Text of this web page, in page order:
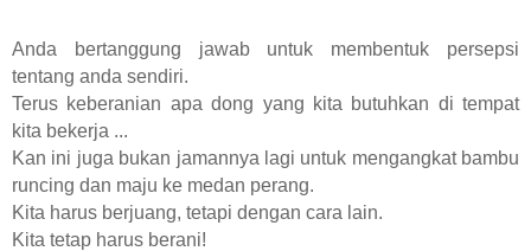
Anda bertanggung jawab untuk membentuk persepsi
tentang anda sendiri.
Terus keberanian apa dong yang kita butuhkan di tempat
kita bekerja ...
Kan ini juga bukan jamannya lagi untuk mengangkat bambu
runcing dan maju ke medan perang.
Kita harus berjuang, tetapi dengan cara lain.
Kita tetap harus berani!